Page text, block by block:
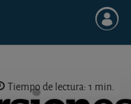
Tiempo de lectura: 1 min.